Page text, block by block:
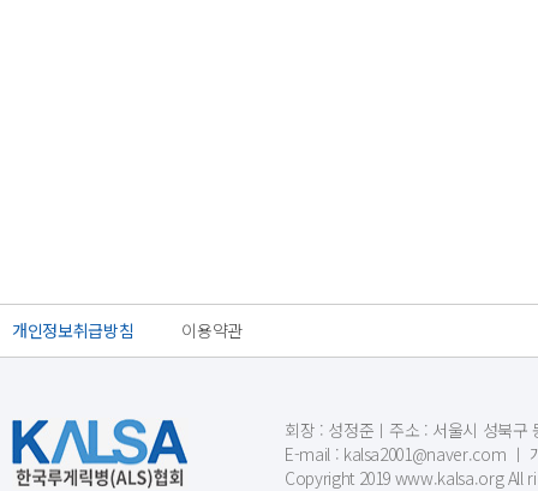
개인정보취급방침 이용약관
회장 : 성정준ㅣ주소 : 서울시 성북구
E-mail : kalsa2001@naver.com ㅣ
Copyright 2019 www.kalsa.org All